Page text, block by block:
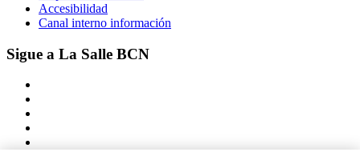
Accesibilidad
Canal interno información
Sigue a La Salle BCN